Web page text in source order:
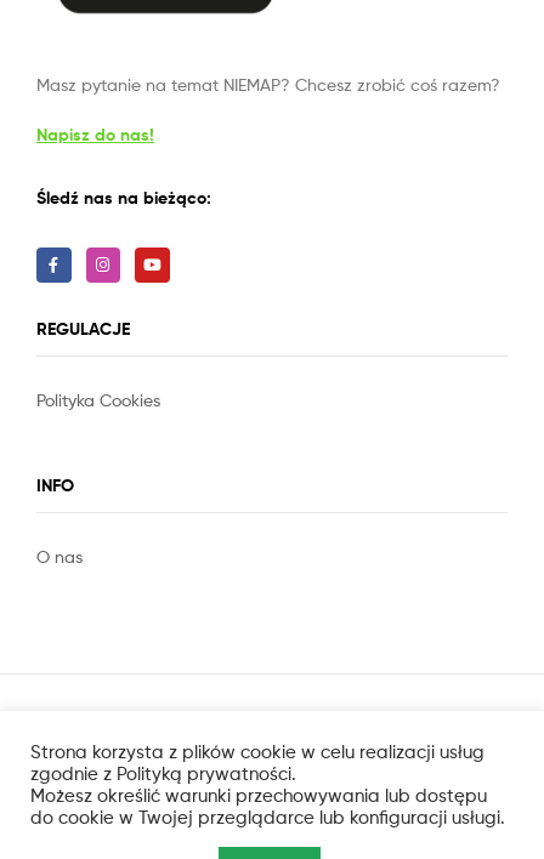
Masz pytanie na temat NIEMAP? Chcesz zrobić coś razem?
Napisz do nas!
Śledź nas na bieżąco:
REGULACJE
Polityka Cookies
INFO
O nas
Strona korzysta z plików cookie w celu realizacji usług
zgodnie z Polityką prywatności.
Możesz określić warunki przechowywania lub dostępu
do cookie w Twojej przeglądarce lub konfiguracji usługi.